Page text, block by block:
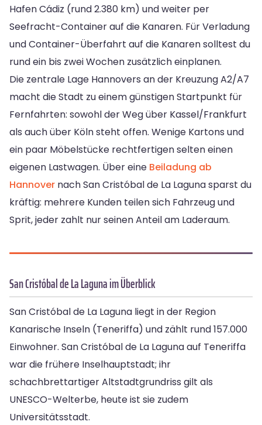
Hafen Cádiz (rund 2.380 km) und weiter per
Seefracht-Container auf die Kanaren. Für Verladung
und Container-Überfahrt auf die Kanaren solltest du
rund ein bis zwei Wochen zusätzlich einplanen.
Die zentrale Lage Hannovers an der Kreuzung A2/A7
macht die Stadt zu einem günstigen Startpunkt für
Fernfahrten: sowohl der Weg über Kassel/Frankfurt
als auch über Köln steht offen. Wenige Kartons und
ein paar Möbelstücke rechtfertigen selten einen
eigenen Lastwagen. Über eine Beiladung ab
Hannover nach San Cristóbal de La Laguna sparst du
kräftig: mehrere Kunden teilen sich Fahrzeug und
Sprit, jeder zahlt nur seinen Anteil am Laderaum.
San Cristóbal de La Laguna im Überblick
San Cristóbal de La Laguna liegt in der Region
Kanarische Inseln (Teneriffa) und zählt rund 157.000
Einwohner. San Cristóbal de La Laguna auf Teneriffa
war die frühere Inselhauptstadt; ihr
schachbrettartiger Altstadtgrundriss gilt als
UNESCO-Welterbe, heute ist sie zudem
Universitätsstadt.